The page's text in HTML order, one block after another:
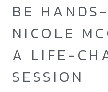
BE
NICOLE
A LIFE-
SESSION